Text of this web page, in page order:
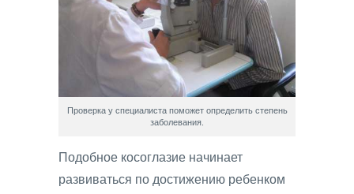
Проверка у специалиста поможет определить степень
заболевания.
Подобное косоглазие начинает
развиваться по достижению ребенком